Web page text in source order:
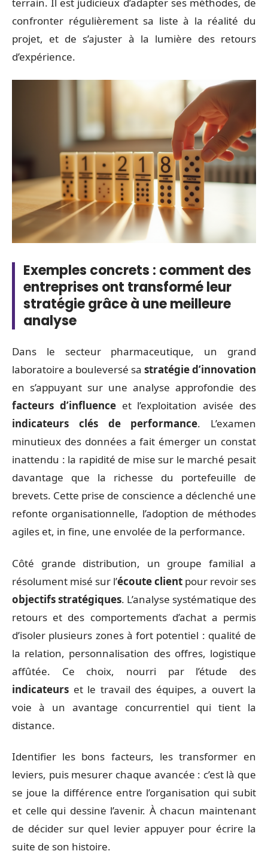
confronter régulièrement sa liste à la réalité du
projet, et de s’ajuster à la lumière des retours
d’expérience.
Exemples concrets : comment des
entreprises ont transformé leur
stratégie grâce à une meilleure
analyse
Dans le secteur pharmaceutique, un grand
laboratoire a bouleversé sa stratégie d’innovation
en s’appuyant sur une analyse approfondie des
facteurs d’influenceet l’exploitation avisée des
indicateurs clés de performance. L’examen
minutieux des données a fait émerger un constat
inattendu : la rapidité de mise sur le marché pesait
davantage que la richesse du portefeuille de
brevets. Cette prise de conscience a déclenché une
refonte organisationnelle, l’adoption de méthodes
agiles et, in fine, une envolée de la performance.
Côté grande distribution, un groupe familial a
résolument misé sur l’écoute client pour revoir ses
objectifs stratégiques. L’analyse systématique des
retours et des comportements d’achat a permis
d’isoler plusieurs zones à fort potentiel : qualité de
la relation, personnalisation des offres, logistique
affûtée. Ce choix, nourri par l’étude des
indicateurs et le travail des équipes, a ouvert la
voie à un avantage concurrentiel qui tient la
distance.
Identifier les bons facteurs, les transformer en
leviers, puis mesurer chaque avancée : c’est là que
se joue la différence entre l’organisation qui subit
et celle qui dessine l’avenir. À chacun maintenant
de décider sur quel levier appuyer pour écrire la
suite de son histoire.